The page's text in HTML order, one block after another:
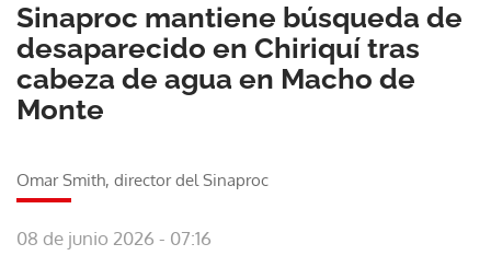
Sinaproc mantiene búsqueda de
desaparecido en Chiriquí tras
cabeza de agua en Macho de
Monte
Omar Smith, director del Sinaproc
08 de junio 2026 - 07:16